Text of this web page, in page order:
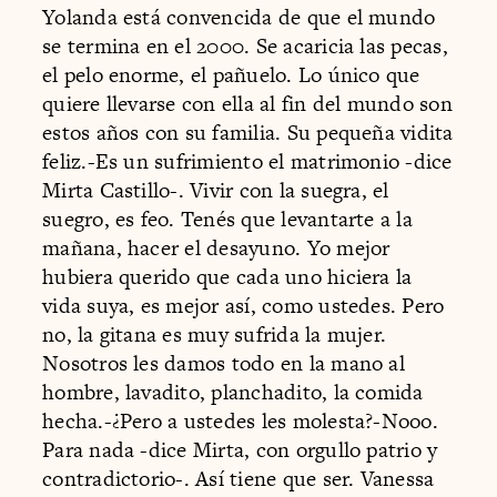
Yolanda está convencida de que el mundo
se termina en el 2000. Se acaricia las pecas,
el pelo enorme, el pañuelo. Lo único que
quiere llevarse con ella al fin del mundo son
estos años con su familia. Su pequeña vidita
feliz.-Es un sufrimiento el matrimonio -dice
Mirta Castillo-. Vivir con la suegra, el
suegro, es feo. Tenés que levantarte a la
mañana, hacer el desayuno. Yo mejor
hubiera querido que cada uno hiciera la
vida suya, es mejor así, como ustedes. Pero
no, la gitana es muy sufrida la mujer.
Nosotros les damos todo en la mano al
hombre, lavadito, planchadito, la comida
hecha.-¿Pero a ustedes les molesta?-Nooo.
Para nada -dice Mirta, con orgullo patrio y
contradictorio-. Así tiene que ser. Vanessa